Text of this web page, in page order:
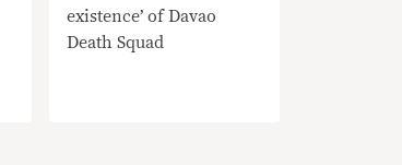
existence’ of Davao
Death Squad